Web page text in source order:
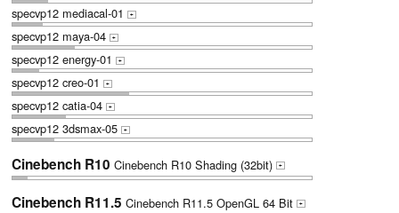
specvp12 mediacal-01 +
specvp12 maya-04 +
specvp12 energy-01 +
specvp12 creo-01 +
specvp12 catia-04 +
specvp12 3dsmax-05 +
Cinebench R10 Cinebench R10 Shading (32bit) +
Cinebench R11.5 Cinebench R11.5 OpenGL 64 Bit +